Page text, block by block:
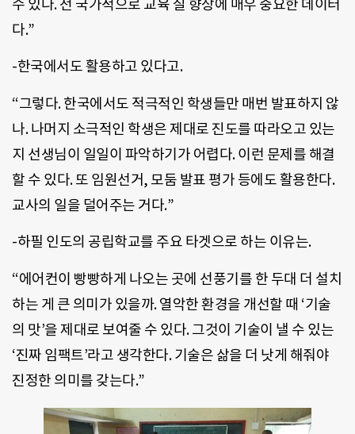
수 있다. 전 국가적으로 교육 질 향상에 매우 중요한 데이터
다.”
-한국에서도 활용하고 있다고.
“그렇다. 한국에서도 적극적인 학생들만 매번 발표하지 않
나. 나머지 소극적인 학생은 제대로 진도를 따라오고 있는
지 선생님이 일일이 파악하기가 어렵다. 이런 문제를 해결
할 수 있다. 또 임원선거, 모둠 발표 평가 등에도 활용한다.
교사의 일을 덜어주는 거다.”
-하필 인도의 공립학교를 주요 타겟으로 하는 이유는.
“에어컨이 빵빵하게 나오는 곳에 선풍기를 한 두대 더 설치
하는 게 큰 의미가 있을까. 열악한 환경을 개선할 때 ‘기술
의 맛’을 제대로 보여줄 수 있다. 그것이 기술이 낼 수 있는
‘진짜 임팩트’라고 생각한다. 기술은 삶을 더 낫게 해줘야
진정한 의미를 갖는다.”